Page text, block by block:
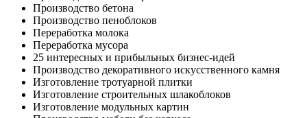
Производство бетона
Производство пеноблоков
Переработка молока
Переработка мусора
25 интересных и прибыльных бизнес-идей
Производство декоративного искусственного камня
Изготовление тротуарной плитки
Изготовление строительных шлакоблоков
Изготовление модульных картин